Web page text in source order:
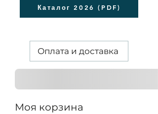
Каталог 2026 (PDF)
Оплата и доставка
Моя корзина